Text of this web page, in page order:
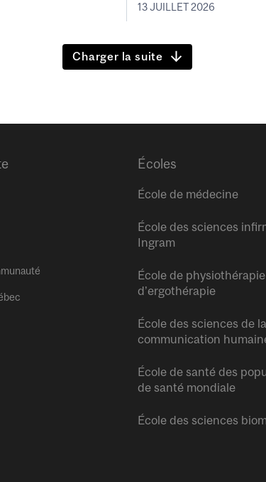
13 JUILLET 2026
Charger la suite
Écoles
École de médecine
École des sciences
Ingram
École de
d’ergothérapie
École des sciences de la
communication
École de santé des
de santé mondiale
École des sciences